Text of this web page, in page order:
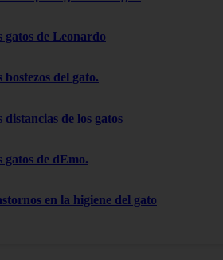
gatos de Leonardo
bostezos del gato.
distancias de los gatos
gatos de dEmo.
en la higiene del gato